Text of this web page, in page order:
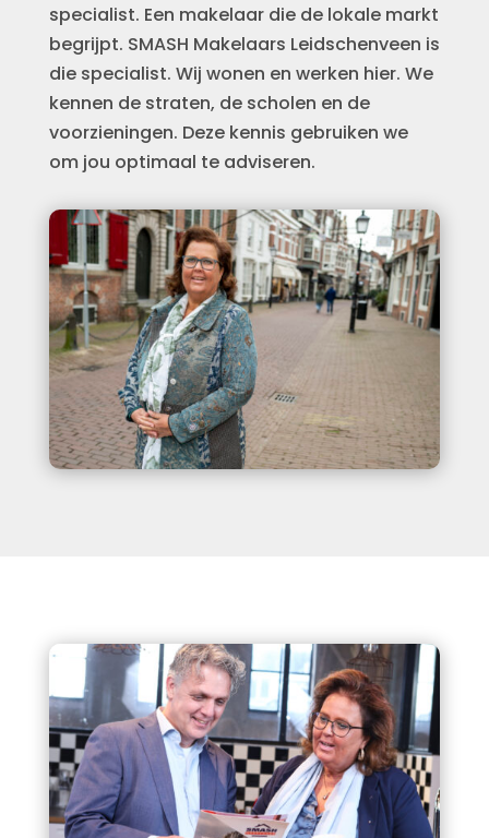
specialist. Een makelaar die de lokale markt
begrijpt. SMASH Makelaars Leidschenveen is
die specialist. Wij wonen en werken hier. We
kennen de straten, de scholen en de
voorzieningen. Deze kennis gebruiken we
om jou optimaal te adviseren.